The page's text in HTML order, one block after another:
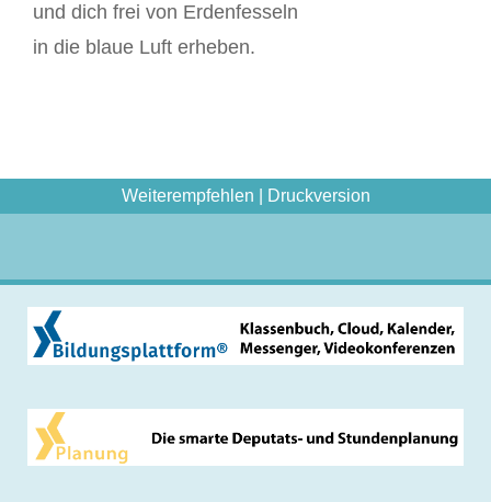
und dich frei von Erdenfesseln
in die blaue Luft erheben.
Weiterempfehlen Druckversion